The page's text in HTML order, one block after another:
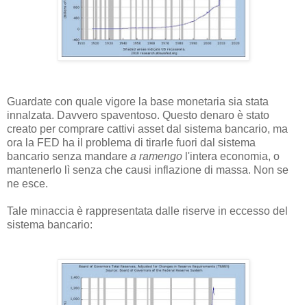
Guardate con quale vigore la base monetaria sia stata
innalzata. Davvero spaventoso. Questo denaro è stato
creato per comprare cattivi asset dal sistema bancario, ma
ora la FED ha il problema di tirarle fuori dal sistema
bancario senza mandare a ramengo l'intera economia, o
mantenerlo lì senza che causi inflazione di massa. Non se
ne esce.
Tale minaccia è rappresentata dalle riserve in eccesso del
sistema bancario: